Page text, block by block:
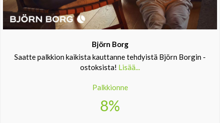
Björn Borg
Saatte palkkion kaikista kauttanne tehdyistä Björn Borgin -
ostoksista! Lisää...
Palkkionne
8%